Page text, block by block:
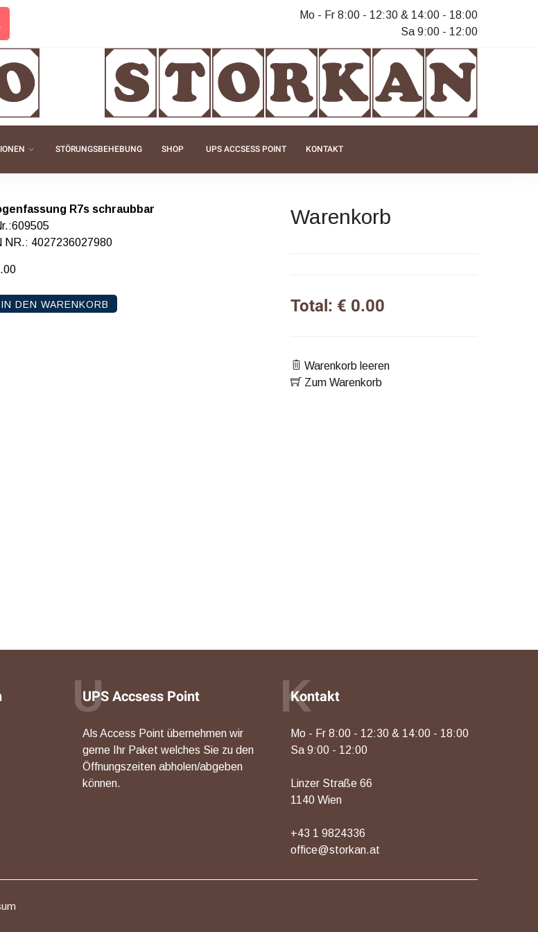
Mo - Fr 8:00 - 12:30 & 14:00 - 18:00
Sa 9:00 - 12:00
STÖRUNGSBEHEBUNG SHOP UPS ACCSESS POINT KONTAKT
R7s schraubbar
NR.: 4027236027980
IN DEN WARENKORB
Warenkorb
Total: € 0.00
Warenkorb leeren
Zum Warenkorb
UPS Accsess Point
U
Als Access Point übernehmen wir
gerne Ihr Paket welches Sie zu den
Öffnungszeiten abholen/abgeben
können.
Kontakt
K
Mo - Fr 8:00 - 12:30 & 14:00 - 18:00
Sa 9:00 - 12:00
Linzer Straße 66
1140 Wien
+43 1 9824336
office@storkan.at